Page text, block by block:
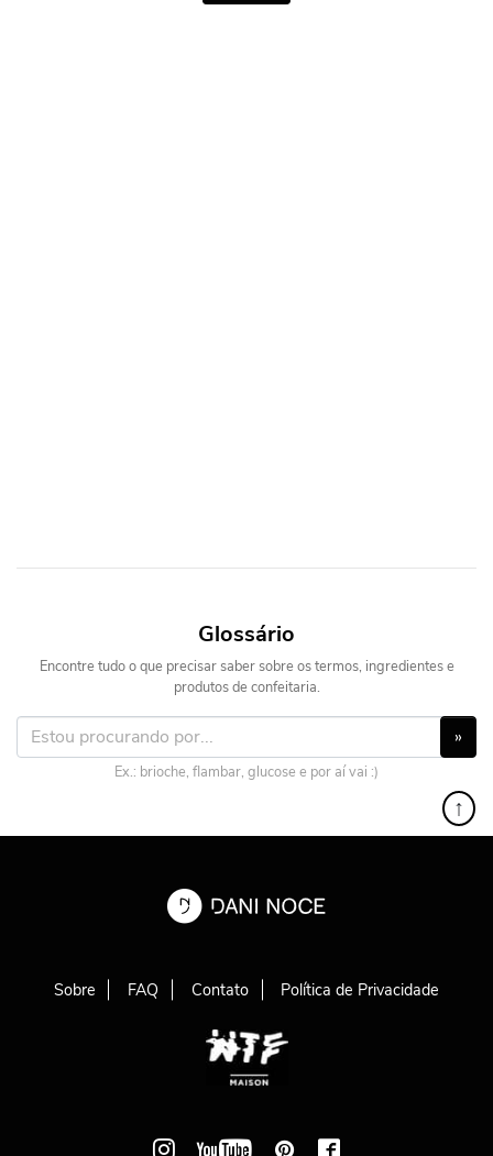
Glossário
Encontre tudo o que precisar saber sobre os termos, ingredientes e
produtos de confeitaria.
»
Ex.: brioche, flambar, glucose e por aí vai :)
↑
Sobre FAQ Contato Política de Privacidade